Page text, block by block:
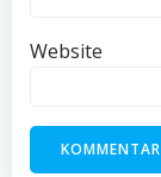
Website